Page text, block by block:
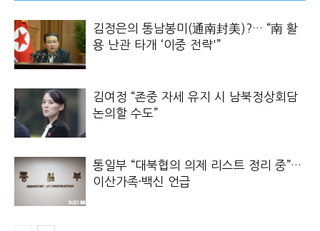
김정은의 통남봉미(通南封美)?… “南 활
용 난관 타개 ‘이중 전략'”
김여정 “존중 자세 유지 시 남북정상회담
논의할 수도”
통일부 “대북협의 의제 리스트 정리 중”…
이산가족·백신 언급